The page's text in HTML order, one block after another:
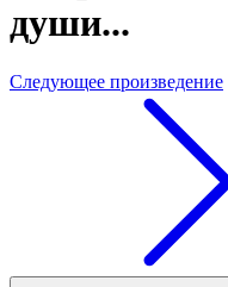
души...
Следующее произведение